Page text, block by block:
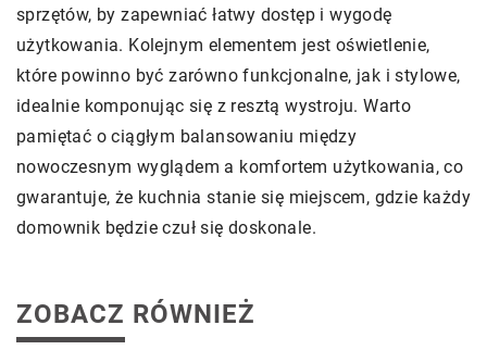
sprzętów, by zapewniać łatwy dostęp i wygodę
użytkowania. Kolejnym elementem jest oświetlenie,
które powinno być zarówno funkcjonalne, jak i stylowe,
idealnie komponując się z resztą wystroju. Warto
pamiętać o ciągłym balansowaniu między
nowoczesnym wyglądem a komfortem użytkowania, co
gwarantuje, że kuchnia stanie się miejscem, gdzie każdy
domownik będzie czuł się doskonale.
ZOBACZ RÓWNIEŻ